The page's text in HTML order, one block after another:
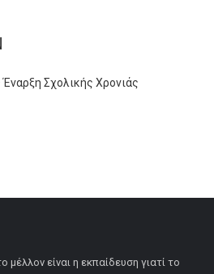
Σχολικής Χρονιάς
μέλλον είναι η εκπαίδευση γιατί το